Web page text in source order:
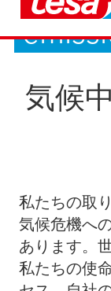
気候
私たちの取
気候危機へ
あります。
私たちの使